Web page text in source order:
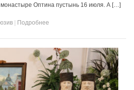
монастыре Оптина пустынь 16 июля. А […]
Подробнее